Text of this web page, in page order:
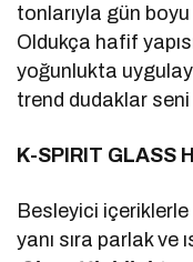
tonlarıyla gün
Oldukça hafif
yoğunlukta
trend dudaklar
K-SPIRIT GLASS
Besleyici
yanı sıra parlak ve